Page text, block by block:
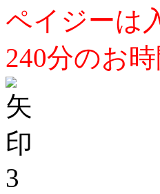
ペイジーは
240分のお
3